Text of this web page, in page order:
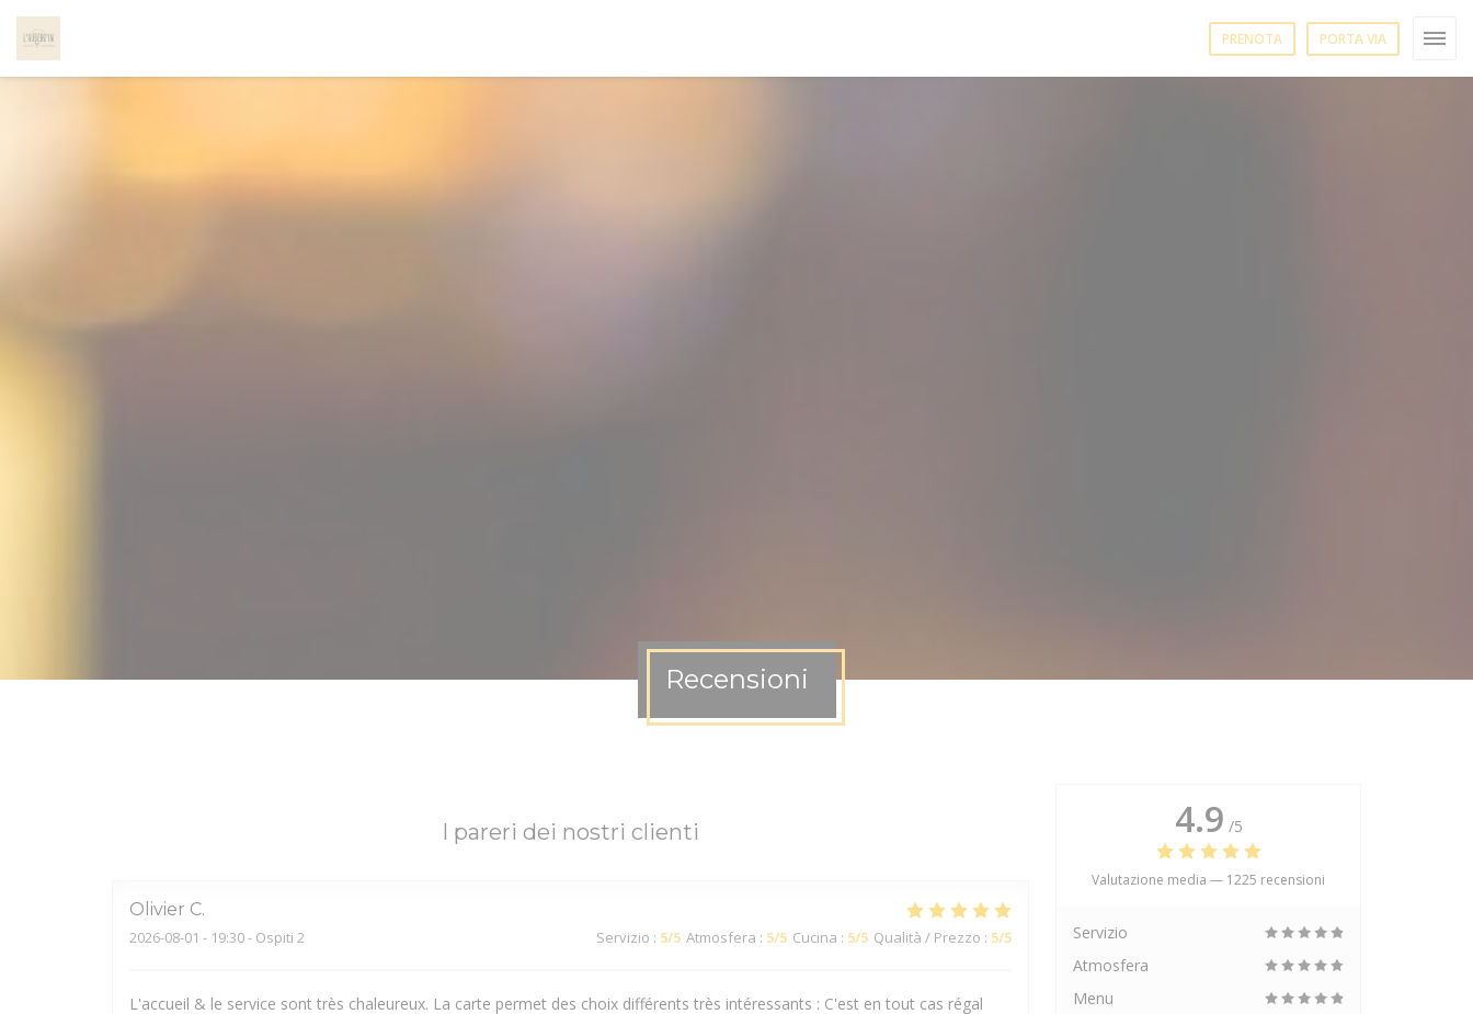
PRENOTA PORTA VIA
Recensioni
I pareri dei nostri clienti
Olivier C
2026-08-01 - 19:30 - Ospiti 2 Servizio : 5/5 Atmosfera : 5/5 Cucina : 5/5 Qualità / Prezzo : 5/5
L'accueil & le service sont très chaleureux. La carte permet des choix différents très intéressants : C'est en tout cas régal
4.9 /5
Valutazione media — 1225 recensioni
Servizio
Atmosfera
Menu